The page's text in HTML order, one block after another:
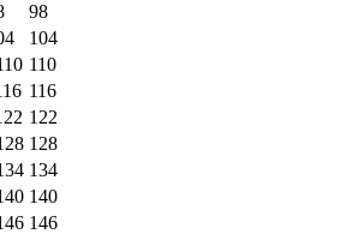
98
104
110
116
122
128
134
140
146